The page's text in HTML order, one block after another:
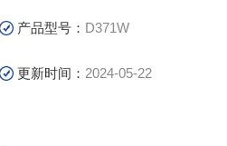
产品型号： D371W
更新时间： 2024-05-22